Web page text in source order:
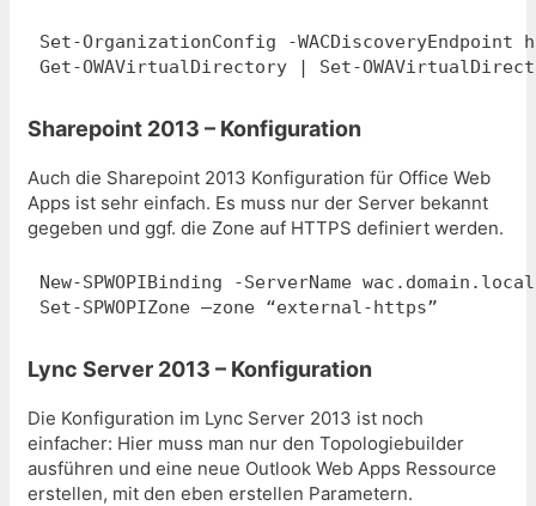
Set-OrganizationConfig -
Get-OWAVirtualDirectory | Set-
Sharepoint 2013 – Konfiguration
Auch die Sharepoint 2013 Konfiguration für Office Web
Apps ist sehr einfach. Es muss nur der Server bekannt
gegeben und ggf. die Zone auf HTTPS definiert werden.
New-SPWOPIBinding -ServerName wac.domain.local
Set-SPWOPIZone –zone “external-https”
Lync Server 2013 – Konfiguration
Die Konfiguration im Lync Server 2013 ist noch
einfacher: Hier muss man nur den Topologiebuilder
ausführen und eine neue Outlook Web Apps Ressource
erstellen, mit den eben erstellen Parametern.